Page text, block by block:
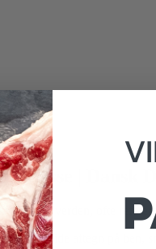
| Dansk
i verden, ofte
med hvide aftegn på ben,